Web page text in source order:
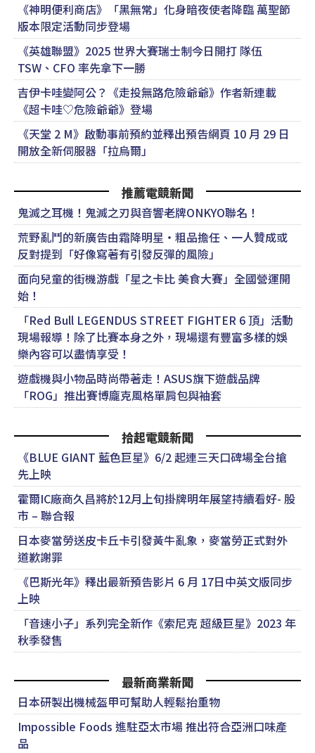
《神明便利商店》「黑無常」化身暗夜使者降臨 萬聖節
版本限定活動同步登場
《英雄聯盟》2025 世界大賽瑞士制今日開打 隊伍
TSW、CFO 率先拿下一勝
吉伊卡哇變阿公？《走投無路危險爺爺》作者新連載
《超卡哇♡危險爺爺》登場
《天堂 2 M》啟動事前預約並釋出預告網頁 10 月 29 日
開放全新伺服器「拉烏爾」
推薦電競新聞
鬼滅之耳機！鬼滅之刃與音響老牌ONKYO聯名！
荒野亂鬥的新廣告由霜降明星・粗品擔任、一人贊成或
反對提到「好像寫著有引發反彈的風險」
面向兒童的街機游戲「星之卡比 美食大賽」全國營運開
始！
「Red Bull LEGENDUS STREET FIGHTER 6 頂」活動
現場報導！除了比賽本身之外，現場還有豐富多樣的娛
樂內容可以盡情享受！
遊戲機與小物品時尚帶著走！ASUS旗下遊戲品牌
「ROG」推出賽博龐克風格單肩包與袖套
拾起電競新聞
《BLUE GIANT 藍色巨星》6/2 起連三天口碑場全台搶
先上映
霍爾IC廠商久昌將於12月上旬掛牌明年展望持續看好- 股
市 – 聯合報
日本麥當勞送皮卡丘卡引發黃牛亂象，麥當勞正式對外
道歉謝罪
《巴斯光年》釋出最新預告影片 6 月 17日中英文版同步
上映
「音速小子」系列完全新作《索尼克 超級巨星》2023 年
秋季發售
最新商業新聞
日本研製出機械盔甲可幫助人輕鬆抬重物
Impossible Foods 進駐亞太市場 推出符合亞洲口味產
品